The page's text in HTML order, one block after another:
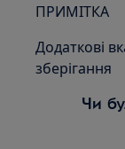
ПРИМІТКА
Додаткові
зберігання
Чи